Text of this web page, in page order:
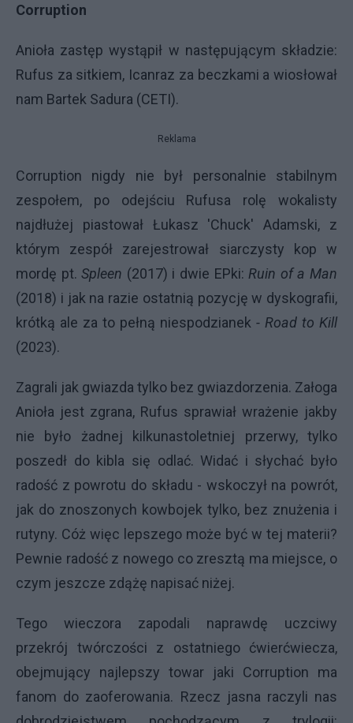
Corruption
Anioła zastęp wystąpił w następującym składzie:
Rufus za sitkiem, Icanraz za beczkami a wiosłował
nam Bartek Sadura (CETI).
Reklama
Corruption nigdy nie był personalnie stabilnym
zespołem, po odejściu Rufusa rolę wokalisty
najdłużej piastował Łukasz 'Chuck' Adamski, z
którym zespół zarejestrował siarczysty kop w
mordę pt.Spleen (2017) i dwie EPki: Ruin of a Man
(2018) i jak na razie ostatnią pozycję w dyskografii,
krótką ale za to pełną niespodzianek - Road to Kill
(2023).
Zagrali jak gwiazda tylko bez gwiazdorzenia. Załoga
Anioła jest zgrana, Rufus sprawiał wrażenie jakby
nie było żadnej kilkunastoletniej przerwy, tylko
poszedł do kibla się odlać. Widać i słychać było
radość z powrotu do składu - wskoczył na powrót,
jak do znoszonych kowbojek tylko, bez znużenia i
rutyny. Cóż więc lepszego może być w tej materii?
Pewnie radość z nowego co zresztą ma miejsce, o
czym jeszcze zdążę napisać niżej.
Tego wieczora zapodali naprawdę uczciwy
przekrój twórczości z ostatniego ćwierćwiecza,
obejmujący najlepszy towar jaki Corruption ma
fanom do zaoferowania. Rzecz jasna raczyli nas